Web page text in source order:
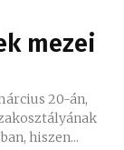
mezei
20-án,
hiszen...